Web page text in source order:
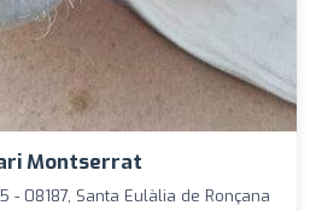
Montserrat
- 08187, Santa Eulàlia de Ronçana